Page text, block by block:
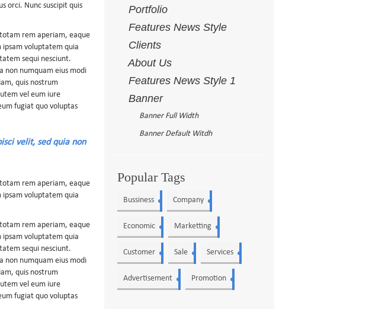
orci. Nunc suscipit quis
rem aperiam, eaque
voluptatem quia
sequi nesciunt.
non numquam eius modi
quis nostrum
vel eum iure
fugiat quo voluptas
velit, sed quia non
rem aperiam, eaque
voluptatem quia
rem aperiam, eaque
voluptatem quia
sequi nesciunt.
non numquam eius modi
quis nostrum
vel eum iure
fugiat quo voluptas
Portfolio
Features News Style
Clients
About Us
Features News Style 1
Banner
Banner Full Width
Banner Default Witdh
Popular Tags
Bussiness Company
Economic Marketting
Customer Sale Services
Advertisement Promotion